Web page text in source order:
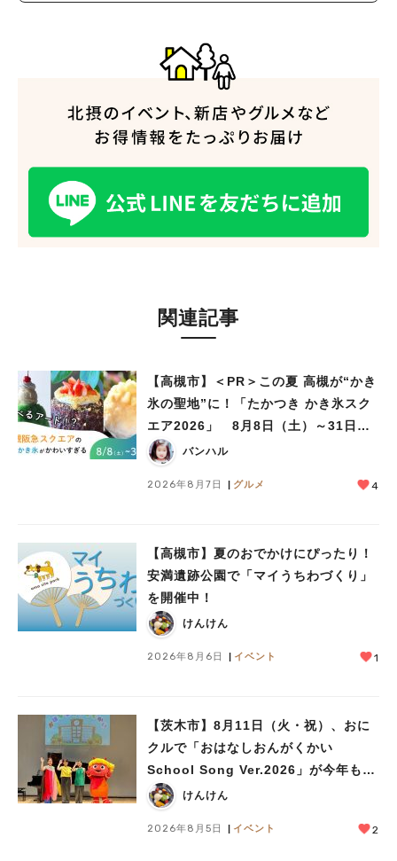
関連記事
【高槻市】＜PR＞この夏 高槻が“かき
氷の聖地”に！「たかつき かき氷スク
エア2026」 8月8日（土）～31日
（月）バンハル
2026年8月7日 グルメ 4
【高槻市】夏のおでかけにぴったり！
安満遺跡公園で「マイうちわづくり」
を開催中！
けんけん
2026年8月6日 イベント 1
【茨木市】8月11日（火・祝）、おに
クルで「おはなしおんがくかい
School Song Ver.2026」が今年も開
催！テーマは「学校」♪
けんけん
2026年8月5日 イベント 2
人気のキーワード
#今週どこいく？#自然とふれあう#ランチ#カフェ#まとめ
#教えたい／教えて投稿記事#大阪学院大 商品開発プロジェクト